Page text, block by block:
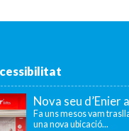
Nova seu d’Enier
Fa uns mesos vam
una nova ubicació...